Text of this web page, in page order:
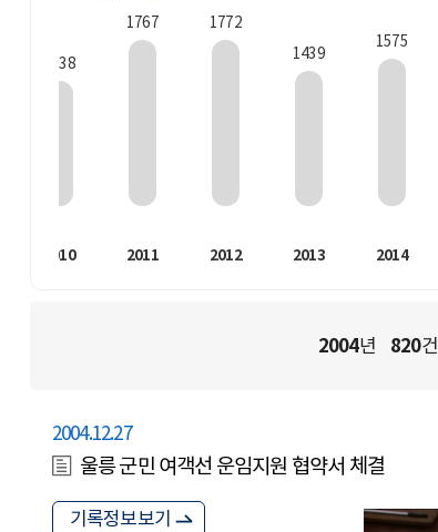
1338
2010
1767
2011
1772
2012
1439
2013
1575
2014
2004년 820건
2004.12.27
울릉 군민 여객선 운임지원 협약서 체결
기록정보보기